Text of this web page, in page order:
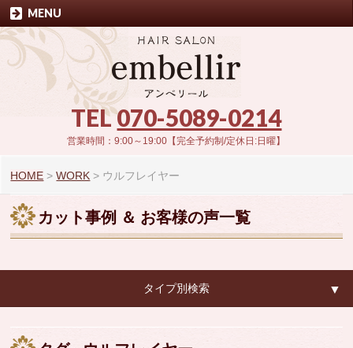
TEL070-5089-0214
営業時間：9:00～19:00【完全予約制/定休日:日曜】
MENU
HOME >WORK > ウルフレイヤー
カット事例 ＆ お客様の声一覧
タイプ別検索 ▼